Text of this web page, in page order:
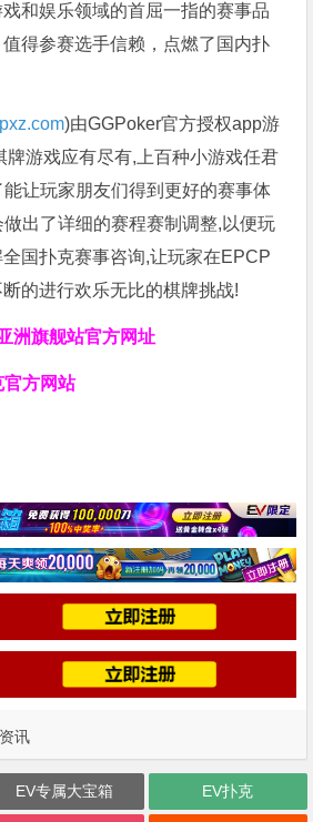
讯
和娱乐领域的首屈一指的赛事品
得参赛选手信赖，点燃了国内扑
)由GGPoker官方授权app游
牌游戏应有尽有,上百种小游戏任君
让玩家朋友们得到更好的赛事体
出了详细的赛程赛制调整,以便玩
国扑克赛事咨询,让玩家在EPCP
的进行欢乐无比的棋牌挑战!
洲旗舰站官方网址
官方网站
EV专属大宝箱 EV扑克